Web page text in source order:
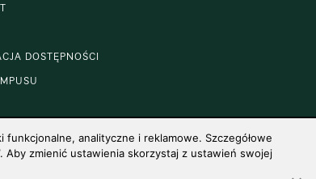
DOSTĘPNOŚCI
analityczne i reklamowe. Szczegółowe
zmienić ustawienia skorzystaj z ustawień swojej